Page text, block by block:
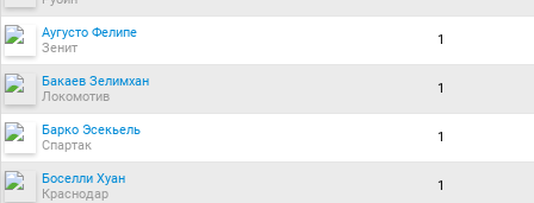
Аугусто Фелипе
Зенит
1
Бакаев Зелимхан
Локомотив
1
Барко Эсекьель
Спартак
1
Боселли Хуан
Краснодар
1